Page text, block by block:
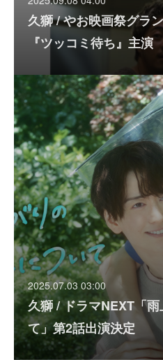
久獅 / やお映画祭グラ
『ツッコミ待ち』主演
2025.07.03 03:00
久獅 / ドラマNEXT「
て」第2話出演決定